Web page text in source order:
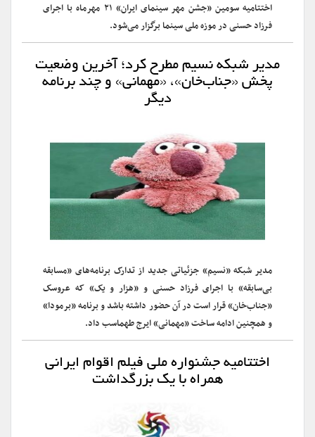
اختتامیه سومین «جشن مهر سینمای ایران» ۲۱ مهرماه با اجرای
فرزاد حسنی در موزه ملی سینما برگزار می‌شود.
مدیر شبکه نسیم مطرح کرد؛ آخرین وضعیت
پخش «جناب‌خان»، «مهمانی» و چند برنامه
دیگر
مدیر شبکه «نسیم» جزئیاتی جدید از تدارک برنامه‌های «مسابقه
بی‌سابقه» با اجرای فرزاد حسنی و «هزار و یک» که عروسک
«جناب‌خان» قرار است در آن حضور داشته باشد و برنامه «برمودا»
و همچنین ادامه ساخت «مهمانی» ایرج طهماسب داد.
اختتامیه جشنواره ملی فیلم اقوام ایرانی
همراه با یک بزرگداشت